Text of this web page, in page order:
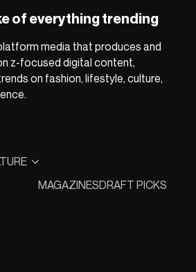
of everything trending
media that produces and
z-focused digital content,
on fashion, lifestyle, culture,
MAGAZINESDRAFT PICKS